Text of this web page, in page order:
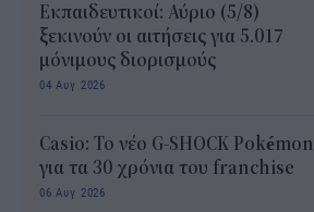
Εκπαιδευτικοί: Αύριο (5/8)
ξεκινούν οι αιτήσεις για 5.017
μόνιμους διορισμούς
04 Αυγ 2026
Casio: Το νέο G-SHOCK Pokémon
για τα 30 χρόνια του franchise
06 Αυγ 2026